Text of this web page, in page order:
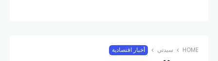
HOME سيدتي أخبار اقتصادية